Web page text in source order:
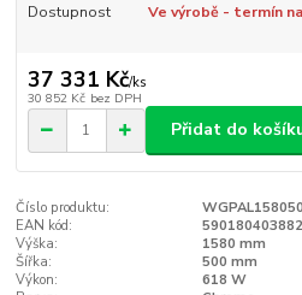
Dostupnost Ve výrobě - termín
37 331 Kč/ks
30 852 Kč bez DPH
Přidat do
Číslo produktu:
EAN kód:
Výška:
1580 mm
Šířka:
500 mm
Výkon:
618 W